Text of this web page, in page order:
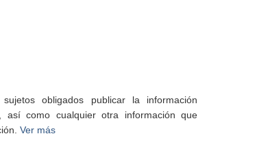
obligados publicar la información
así como cualquier otra información que
Ver más